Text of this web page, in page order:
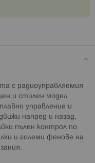
с радиоуправляемия
и стилен модел
управление и
напред и назад,
пълен контрол по
и големи фенове на